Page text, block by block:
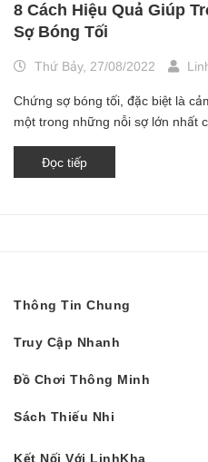
8 Cách Hiệu Quả Giúp
Sợ Bóng Tối
Thứ Bảy, 27/08/2022
Chứng sợ bóng tối, đặc biệt là
một trong những nỗi sợ lớn nhất
Đọc tiếp
Thông Tin Chung
Truy Cập Nhanh
Đồ Chơi Thông Minh
Sách Thiếu Nhi
Kết Nối Với LinhKha